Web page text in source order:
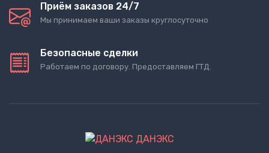
Приём заказов 24/7
Мы принимаем ваши заказы круглосуточно
Безопасные сделки
Работаем по договору. Предоставляем ГТД.
ДАНЭКС